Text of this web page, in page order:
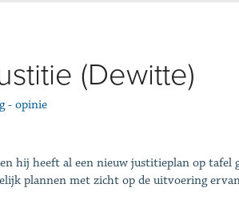
(Dewitte)
- opinie
hij heeft al een nieuw justitieplan op tafel
plannen met zicht op de uitvoering